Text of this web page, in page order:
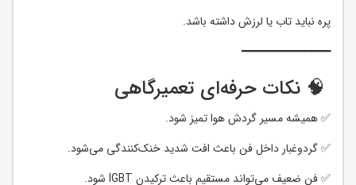
پره نباید تاب یا لرزش داشته باشد.
━━━━━━━━━━━━━━
🧠 نکات حرفه‌ای تعمیرگاهی
✅ همیشه مسیر گردش هوا تمیز شود.
✅ گردوغبار داخل فن باعث افت شدید خنک‌کنندگی می‌شود.
✅ فن ضعیف می‌تواند مستقیم باعث ترکیدن IGBT شود.